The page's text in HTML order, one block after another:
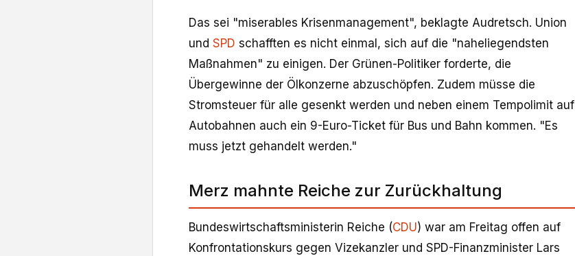
Das sei "miserables Krisenmanagement", beklagte Audretsch. Union
und SPD schafften es nicht einmal, sich auf die "naheliegendsten
Maßnahmen" zu einigen. Der Grünen-Politiker forderte, die
Übergewinne der Ölkonzerne abzuschöpfen. Zudem müsse die
Stromsteuer für alle gesenkt werden und neben einem Tempolimit auf
Autobahnen auch ein 9-Euro-Ticket für Bus und Bahn kommen. "Es
muss jetzt gehandelt werden."
Merz mahnte Reiche zur Zurückhaltung
Bundeswirtschaftsministerin Reiche (CDU) war am Freitag offen auf
Konfrontationskurs gegen Vizekanzler und SPD-Finanzminister Lars